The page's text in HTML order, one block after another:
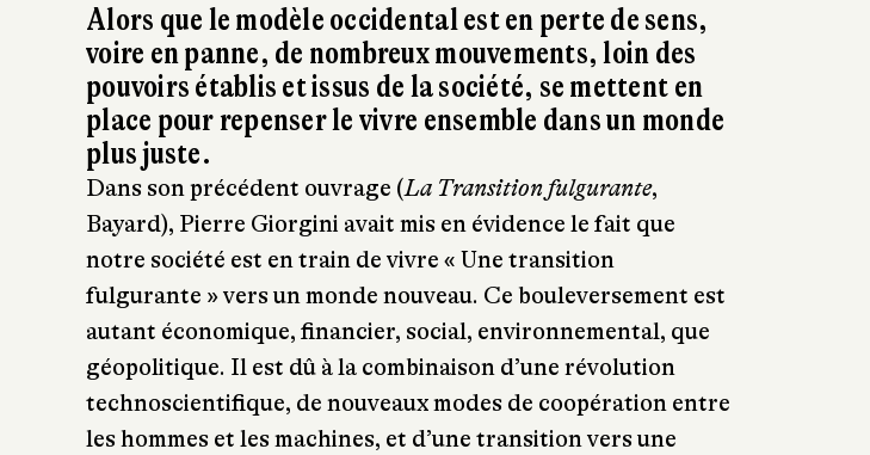
Alors que le modèle occidental est en perte de sens,
voire en panne, de nombreux mouvements, loin des
pouvoirs établis et issus de la société, se mettent en
place pour repenser le vivre ensemble dans un monde
plus juste.
Dans son précédent ouvrage (La Transition fulgurante,
Bayard), Pierre Giorgini avait mis en évidence le fait que
notre société est en train de vivre « Une transition
fulgurante » vers un monde nouveau. Ce bouleversement est
autant économique, financier, social, environnemental, que
géopolitique. Il est dû à la combinaison d’une révolution
technoscientifique, de nouveaux modes de coopération entre
les hommes et les machines, et d’une transition vers une